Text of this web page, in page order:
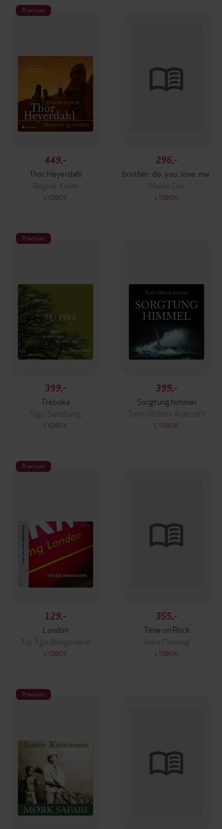
Premium
449,-
Thor Heyerdahl
Ragnar Kvam
LYDBOK
296,-
brother. do. you. love. me.
Manni Coe
LYDBOK
Premium
399,-
Treboka
Sigri Sandberg
LYDBOK
399,-
Sorgtung himmel
Tami Oldham Ashcraft
LYDBOK
Premium
129,-
London
Tor Åge Bringsværd
LYDBOK
355,-
Time on Rock
Anna Fleming
LYDBOK
Premium